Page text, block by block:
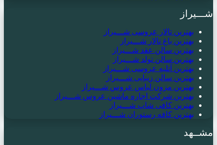
شـــیراز
بهترین تالار عروسی شـــیراز
بهترین باغ تالار شـــیراز
بهترین سالن عقد شـــیراز
بهترین سالن تولد شـــیراز
بهترین آتلیه عروسی شـــیراز
بهترین سالن زیبایی شـــیراز
بهترین مزون لباس عروس شـــیراز
بهترین شرکت اجاره ماشین عروس شـــیراز
بهترین کافی شاپ شـــیراز
بهترین کافه رستوران شـــیراز
مشــهد